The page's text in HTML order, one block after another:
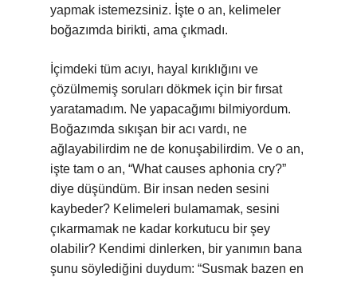
yapmak istemezsiniz. İşte o an, kelimeler
boğazımda birikti, ama çıkmadı.
İçimdeki tüm acıyı, hayal kırıklığını ve
çözülmemiş soruları dökmek için bir fırsat
yaratamadım. Ne yapacağımı bilmiyordum.
Boğazımda sıkışan bir acı vardı, ne
ağlayabilirdim ne de konuşabilirdim. Ve o an,
işte tam o an, “What causes aphonia cry?”
diye düşündüm. Bir insan neden sesini
kaybeder? Kelimeleri bulamamak, sesini
çıkarmamak ne kadar korkutucu bir şey
olabilir? Kendimi dinlerken, bir yanımın bana
şunu söylediğini duydum: “Susmak bazen en